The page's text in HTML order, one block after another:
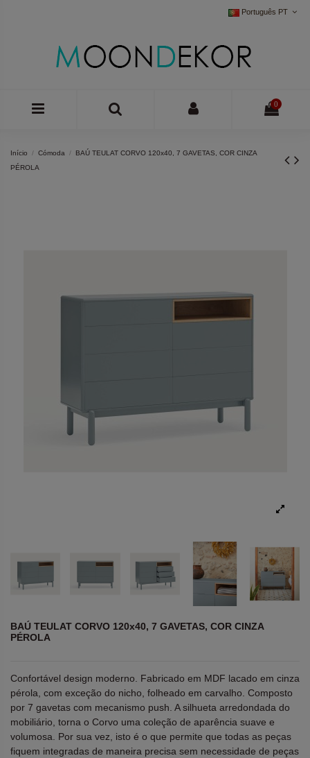
Português PT
0
Início Cómoda
BAÚ TEULAT CORVO 120x40, 7 GAVETAS, COR CINZA
PÉROLA
BAÚ TEULAT CORVO 120x40, 7 GAVETAS, COR CINZA
PÉROLA
Confortável design moderno. Fabricado em MDF lacado em cinza
pérola, com exceção do nicho, folheado em carvalho. Composto
por 7 gavetas com mecanismo push. A silhueta arredondada do
mobiliário, torna o Corvo uma coleção de aparência suave e
volumosa. Por sua vez, isto é o que permite que todas as peças
fiquem integradas de maneira precisa sem necessidade de peças